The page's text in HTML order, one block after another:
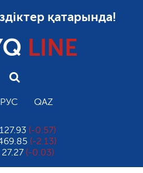
қатарында!
LINE
РУС QAZ
(-0.57)
(-2.13)
(-0.03)